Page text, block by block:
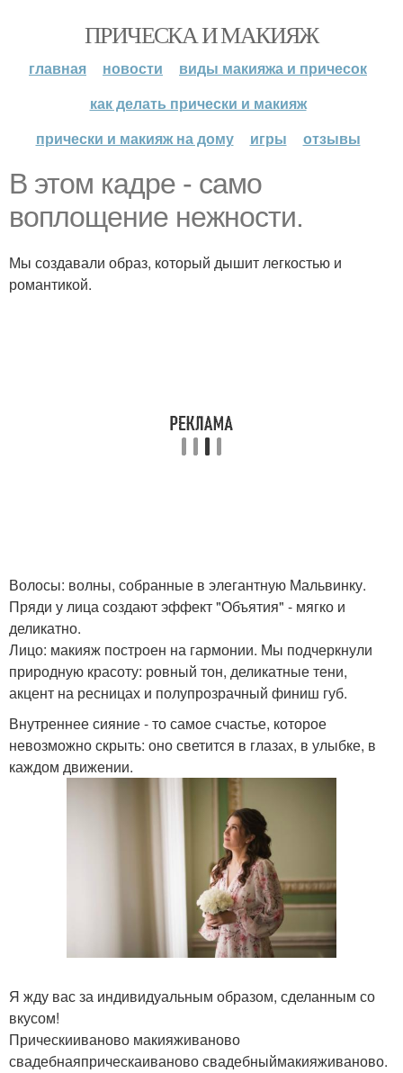
ПРИЧЕСКА И МАКИЯЖ
главная новости
виды макияжа и причесок
как делать прически и макияж
прически и макияж на дому
игры отзывы
В этом кадре - само
воплощение нежности.
Мы создавали образ, который дышит легкостью и
романтикой.
Волосы: волны, собранные в элегантную Мальвинку.
Пряди у лица создают эффект "Объятия" - мягко и
деликатно.
Лицо: макияж построен на гармонии. Мы подчеркнули
природную красоту: ровный тон, деликатные тени,
акцент на ресницах и полупрозрачный финиш губ.
Внутреннее сияние - то самое счастье, которое
невозможно скрыть: оно светится в глазах, в улыбке, в
каждом движении.
Я жду вас за индивидуальным образом, сделанным со
вкусом!
Прическииваново макияживаново
свадебнаяприческаиваново свадебныймакияживаново.